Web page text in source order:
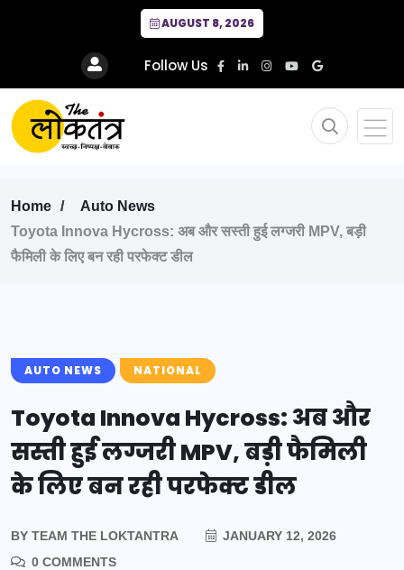
AUGUST 8, 2026
Follow Us
Home
Auto News
Toyota Innova Hycross: अब और सस्ती हुई लग्जरी MPV, बड़ी
फैमिली के लिए बन रही परफेक्ट डील
AUTO NEWS NATIONAL
Toyota Innova Hycross: अब और
सस्ती हुई लग्जरी MPV, बड़ी फैमिली
के लिए बन रही परफेक्ट डील
BY TEAM THE LOKTANTRA
JANUARY 12, 2026
0 COMMENTS